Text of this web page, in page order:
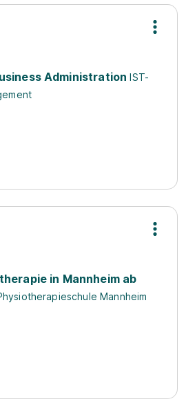
Administration IST-
in Mannheim ab
Mannheim